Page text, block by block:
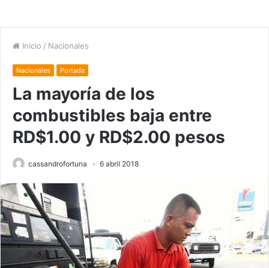
Inicio / Nacionales
Nacionales Portada
La mayoría de los
combustibles baja entre
RD$1.00 y RD$2.00 pesos
cassandrofortuna 6 abril 2018